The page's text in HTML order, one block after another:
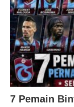
7 Pemain